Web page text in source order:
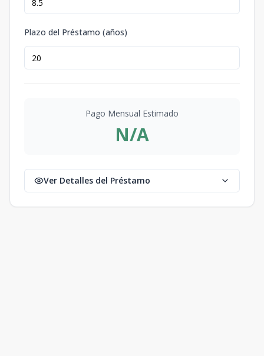
Plazo del Préstamo (años)
Pago Mensual Estimado
N/A
Ver Detalles del Préstamo